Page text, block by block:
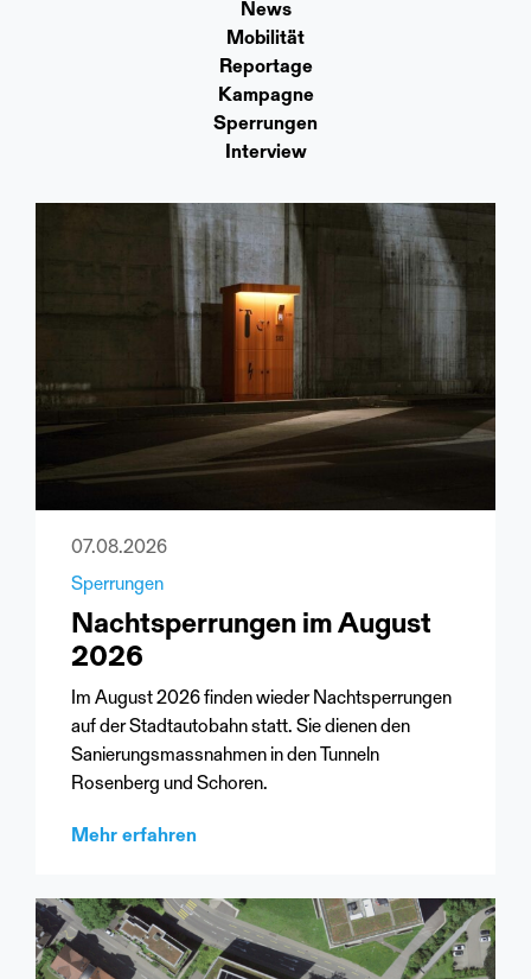
News
Mobilität
Reportage
Kampagne
Sperrungen
Interview
07.08.2026
Sperrungen
Nachtsperrungen im August
2026
Im August 2026 finden wieder Nachtsperrungen
auf der Stadtautobahn statt. Sie dienen den
Sanierungsmassnahmen in den Tunneln
Rosenberg und Schoren.
Mehr erfahren